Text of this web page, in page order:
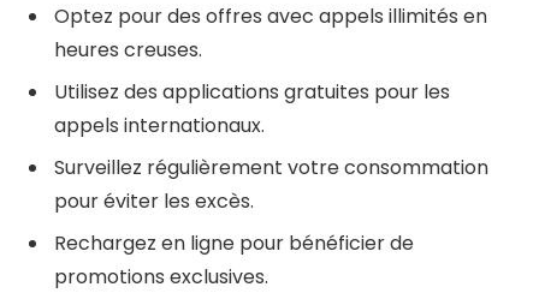
Optez pour des offres avec appels illimités en
heures creuses.
Utilisez des applications gratuites pour les
appels internationaux.
Surveillez régulièrement votre consommation
pour éviter les excès.
Rechargez en ligne pour bénéficier de
promotions exclusives.